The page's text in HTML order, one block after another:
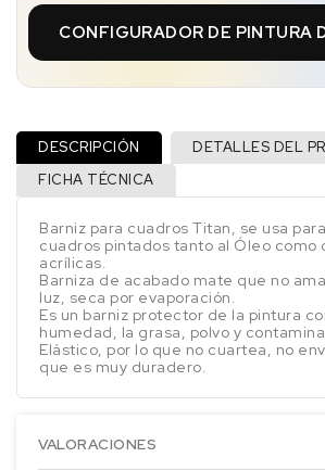
CONFIGURADOR DE PINTURA
DESCRIPCIÓN
DETALLES DEL
FICHA TÉCNICA
Barniz para cuadros Titan, se usa
cuadros pintados tanto al Óleo como
acrílicas.
Barniza de acabado mate que no
luz, seca por evaporación.
Es un barniz protector de la pintura
humedad, la grasa, polvo y
Elástico, por lo que no cuartea, no
que es muy duradero.
VALORACIONES